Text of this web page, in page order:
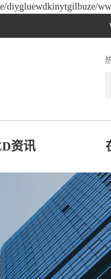
diygluewdkinytgilbuze/
资讯